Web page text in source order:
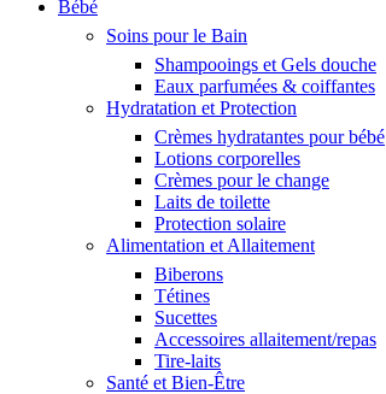
Bébé
Soins pour le Bain
Shampooings et Gels douche
Eaux parfumées & coiffantes
Hydratation et Protection
Crèmes hydratantes pour bébé
Lotions corporelles
Crèmes pour le change
Laits de toilette
Protection solaire
Alimentation et Allaitement
Biberons
Tétines
Sucettes
Accessoires allaitement/repas
Tire-laits
Santé et Bien-Être